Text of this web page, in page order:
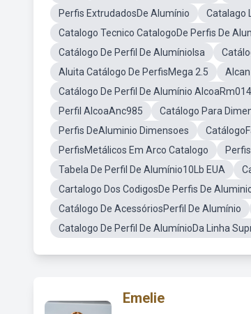
Perfis ExtrudadosDe Alumínio
Catalago
Catalogo Tecnico CatalogoDe Perfis De
Catálogo De Perfil De AlumínioIsa
Aluita Catálogo De PerfisMega 2.5
Catálogo De Perfil De Alumínio AlcoaRm014
Perfil AlcoaAnc985
Catálogo Para
Perfis DeAluminio Dimensoes
PerfisMetálicos Em Arco Catalogo
Tabela De Perfil De Alumínio10Lb EUA
Cartalogo Dos CodigosDe Perfis De
Catálogo De AcessóriosPerfil De Alumínio
Catalogo De Perfil De AlumínioDa Linha
Emelie